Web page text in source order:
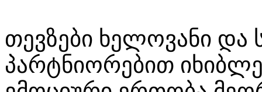
თევზები ხელოვანი და
პარტნიორებით